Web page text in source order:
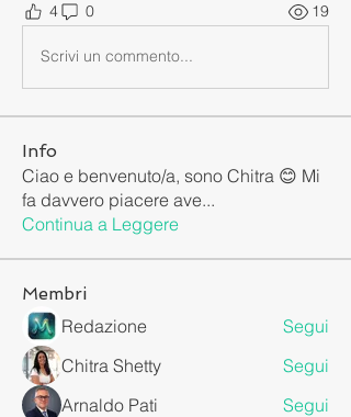
4 0 19
Scrivi un commento...
Info
Ciao e benvenuto/a, sono Chitra 😊 Mi
fa davvero piacere ave...
Continua a Leggere
Membri
Redazione
Segui
Chitra Shetty
Segui
Arnaldo Pati
Segui